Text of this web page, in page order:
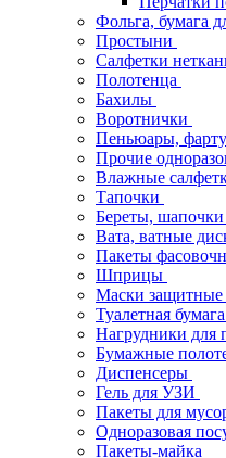
Фольга, бумага
Простыни
Салфетки
Полотенца
Бахилы
Воротнички
Пеньюары,
Прочие
Влажные
Тапочки
Береты, шапочки
Вата, ватные
Пакеты
Шприцы
Маски защитные
Туалетная бумага
Нагрудники для
Бумажные
Диспенсеры
Гель для УЗИ
Пакеты для
Одноразовая
Пакеты-майка